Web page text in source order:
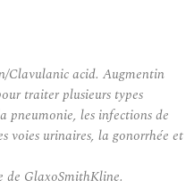
Clavulanic acid. Augmentin
traiter plusieurs types
pneumonie, les infections de
voies urinaires, la gonorrhée et
de GlaxoSmithKline.